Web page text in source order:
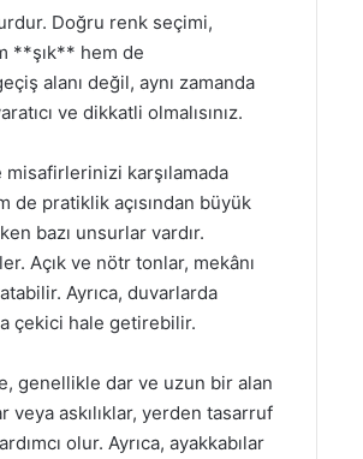
Doğru renk seçimi,
**şık** hem de
alanı değil, aynı zamanda
ve dikkatli olmalısınız.
karşılamada
de pratiklik açısından büyük
bazı unsurlar vardır.
Açık ve nötr tonlar, mekânı
Ayrıca, duvarlarda
çekici hale getirebilir.
genellikle dar ve uzun bir alan
askılıklar, yerden tasarruf
olur. Ayrıca, ayakkabılar